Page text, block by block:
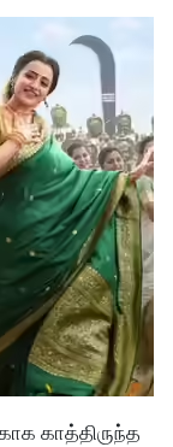
காத்திருந்த